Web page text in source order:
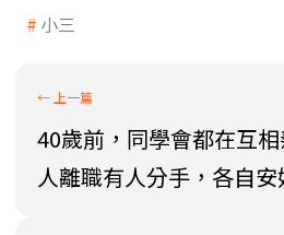
小三
40歲前，同學會都在互
人離職有人分手，各自